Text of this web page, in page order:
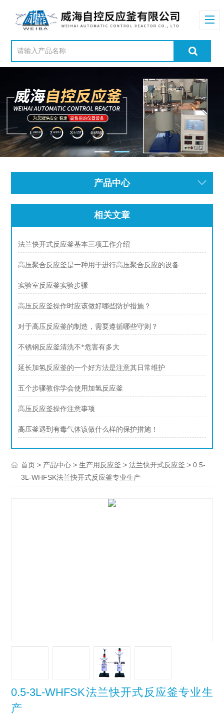
产品中心
相关文章
法兰快开式反应釜基本三项工作介绍
高压聚合反应釜是一种用于进行高压聚合反应的设备
实验室反应釜实验步骤
高压反应釜操作时应该做好哪些防护措施？
对于高压反应釜的制造，需要遵循哪些守则？
不锈钢反应釜清洗不*危害有多大
延长加氢反应釜的一个好方法是注意其日常维护
五个步骤教你学会使用加氢反应釜
高压反应釜操作注意事项
高压釜遇到有毒气体该做什么样的保护措施！
首页 > 产品中心 >生产用反应釜 >法兰快开式反应釜 > 0.5-
3L-WHFSK法兰快开式反应釜专业生产
0.5-3L-WHFSK法兰快开式反应釜专业生
产